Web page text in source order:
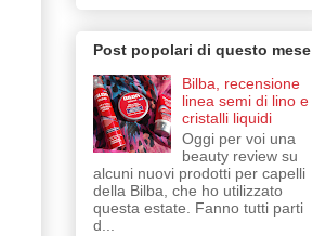
Post popolari di questo mese
Bilba, recensione
linea semi di lino e
cristalli liquidi
Oggi per voi una
beauty review su
alcuni nuovi prodotti per capelli
della Bilba, che ho utilizzato
questa estate. Fanno tutti parti
d...